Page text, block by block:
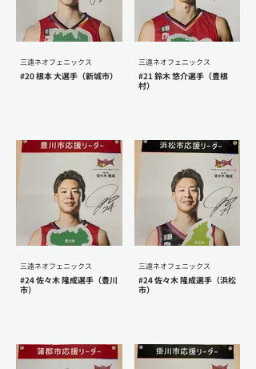
三遠ネオフェニックス
#20 根本 大選手（新城市）
三遠ネオフェニックス
#21 鈴木 悠介選手（豊根
村）
三遠ネオフェニックス
#24 佐々木 隆成選手（豊川
市）
三遠ネオフェニックス
#24 佐々木 隆成選手（浜松
市）